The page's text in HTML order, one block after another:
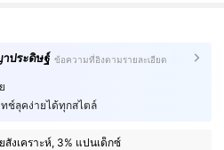
ประดิษฐ์ ข้อความที่อิงตามรายละเอียด
ช์ลุคง่ายได้ทุกสไตล์
สังเคราะห์, 3% แปนเด็กซ์
ม